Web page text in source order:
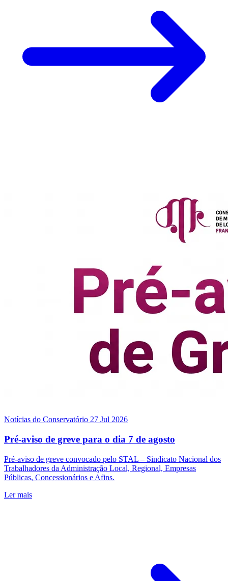
Notícias do Conservatório 27 Jul 2026
Pré-aviso de greve para o dia 7 de agosto
Pré-aviso de greve convocado pelo STAL – Sindicato Nacional dos
Trabalhadores da Administração Local, Regional, Empresas
Públicas, Concessionários e Afins.
Ler mais